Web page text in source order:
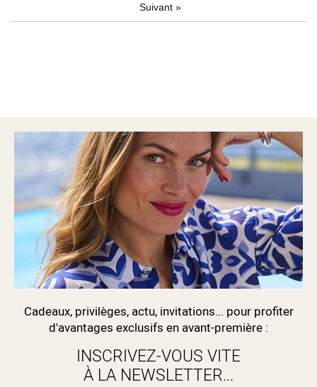
Suivant »
Cadeaux, privilèges, actu, invitations... pour profiter
d'avantages exclusifs en avant-première :
INSCRIVEZ-VOUS VITE
À LA NEWSLETTER...